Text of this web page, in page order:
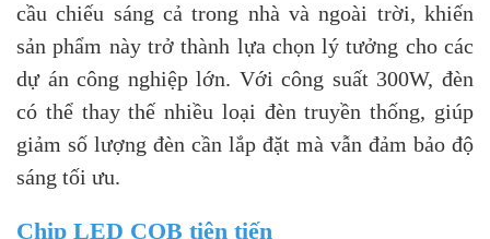
cầu chiếu sáng cả trong nhà và ngoài trời, khiến
sản phẩm này trở thành lựa chọn lý tưởng cho các
dự án công nghiệp lớn. Với công suất 300W, đèn
có thể thay thế nhiều loại đèn truyền thống, giúp
giảm số lượng đèn cần lắp đặt mà vẫn đảm bảo độ
sáng tối ưu.
Chip LED COB tiên tiến